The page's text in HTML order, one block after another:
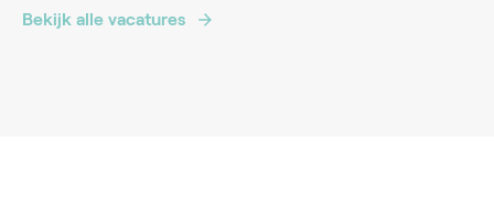
Bekijk alle vacatures